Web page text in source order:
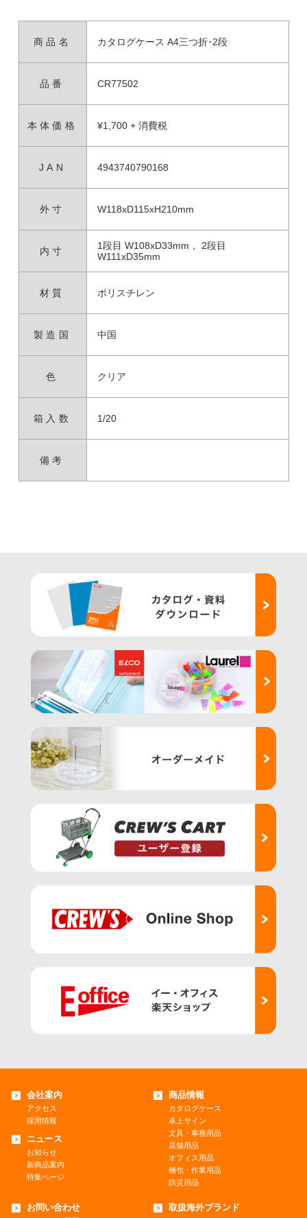
商品名 カタログケース A4三つ折･2段
品番 CR77502
本体価格 ¥1,700 + 消費税
JAN 4943740790168
外寸 W118xD115xH210mm
内寸
1段目 W108xD33mm， 2段目
W111xD35mm
材質 ポリスチレン
製造国 中国
色 クリア
箱入数 1/20
備考
会社案内
アクセス
採用情報
ニュース
お知らせ
新商品案内
特集ページ
商品情報
カタログケース
卓上サイン
文具・事務用品
店舗用品
オフィス用品
梱包・作業用品
防災用品
お問い合わせ 取扱海外ブランド